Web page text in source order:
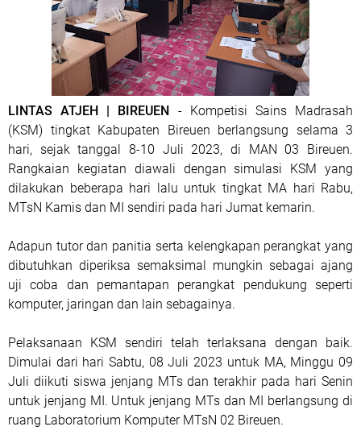
LINTAS ATJEH | BIREUEN - Kompetisi Sains Madrasah
(KSM) tingkat Kabupaten Bireuen berlangsung selama 3
hari, sejak tanggal 8-10 Juli 2023, di MAN 03 Bireuen.
Rangkaian kegiatan diawali dengan simulasi KSM yang
dilakukan beberapa hari lalu untuk tingkat MA hari Rabu,
MTsN Kamis dan MI sendiri pada hari Jumat kemarin.
Adapun tutor dan panitia serta kelengkapan perangkat yang
dibutuhkan diperiksa semaksimal mungkin sebagai ajang
uji coba dan pemantapan perangkat pendukung seperti
komputer, jaringan dan lain sebagainya.
Pelaksanaan KSM sendiri telah terlaksana dengan baik.
Dimulai dari hari Sabtu, 08 Juli 2023 untuk MA, Minggu 09
Juli diikuti siswa jenjang MTs dan terakhir pada hari Senin
untuk jenjang MI. Untuk jenjang MTs dan MI berlangsung di
ruang Laboratorium Komputer MTsN 02 Bireuen.